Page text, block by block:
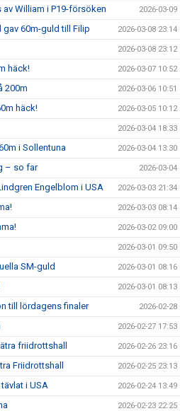
William i P19-försöken 2026-03-09
gav 60m-guld till Filip 2026-03-08 23:14
2026-03-08 23:12
häck! 2026-03-07 10:52
200m 2026-03-06 10:51
häck! 2026-03-05 10:12
2026-03-04 18:33
i Sollentuna 2026-03-04 13:30
– so far 2026-03-04
Engelblom i USA 2026-03-03 21:34
2026-03-03 08:14
2026-03-02 09:00
2026-03-01 09:50
SM-guld 2026-03-01 08:16
2026-03-01 08:13
till lördagens finaler 2026-02-28
2026-02-27 17:53
friidrottshall 2026-02-26 23:16
Friidrottshall 2026-02-25 23:13
i USA 2026-02-24 13:49
2026-02-23 22:25